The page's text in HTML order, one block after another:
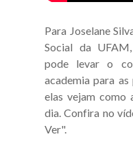
Para Joselane
Social da
pode levar o
academia para
elas vejam como
dia. Confira no
Ver".